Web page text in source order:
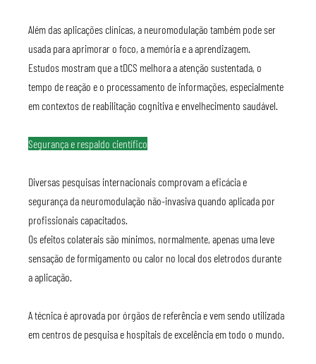
Além das aplicações clínicas, a neuromodulação também pode ser
usada para aprimorar o foco, a memória e a aprendizagem.
Estudos mostram que a tDCS melhora a atenção sustentada, o
tempo de reação e o processamento de informações, especialmente
em contextos de reabilitação cognitiva e envelhecimento saudável.
Segurança e respaldo científico
Diversas pesquisas internacionais comprovam a eficácia e
segurança da neuromodulação não-invasiva quando aplicada por
profissionais capacitados.
Os efeitos colaterais são mínimos, normalmente, apenas uma leve
sensação de formigamento ou calor no local dos eletrodos durante
a aplicação.
A técnica é aprovada por órgãos de referência e vem sendo utilizada
em centros de pesquisa e hospitais de excelência em todo o mundo.